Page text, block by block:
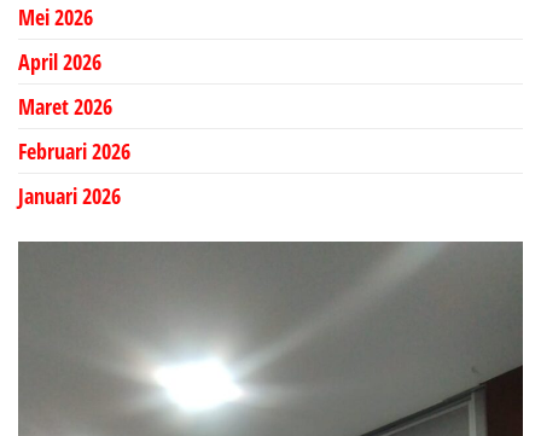
Mei 2026
April 2026
Maret 2026
Februari 2026
Januari 2026